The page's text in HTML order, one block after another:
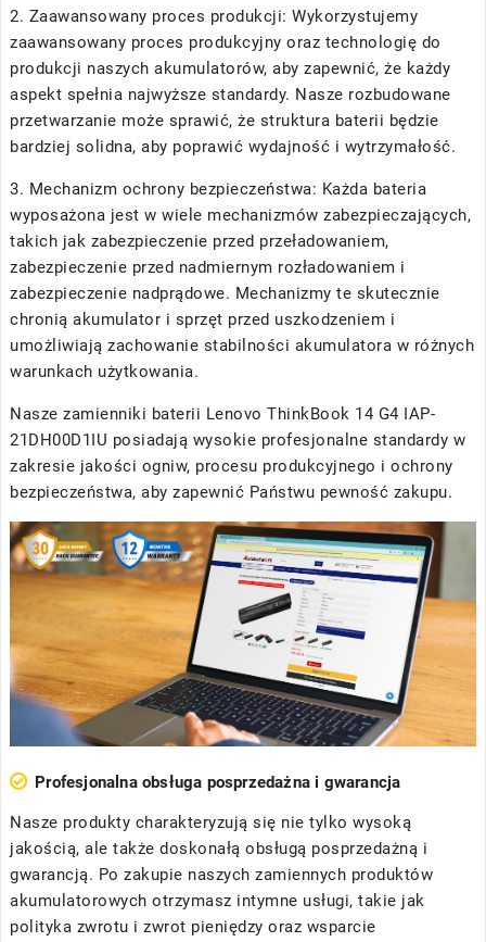
2. Zaawansowany proces produkcji: Wykorzystujemy
zaawansowany proces produkcyjny oraz technologię do
produkcji naszych akumulatorów, aby zapewnić, że każdy
aspekt spełnia najwyższe standardy. Nasze rozbudowane
przetwarzanie może sprawić, że struktura baterii będzie
bardziej solidna, aby poprawić wydajność i wytrzymałość.
3. Mechanizm ochrony bezpieczeństwa: Każda bateria
wyposażona jest w wiele mechanizmów zabezpieczających,
takich jak zabezpieczenie przed przeładowaniem,
zabezpieczenie przed nadmiernym rozładowaniem i
zabezpieczenie nadprądowe. Mechanizmy te skutecznie
chronią akumulator i sprzęt przed uszkodzeniem i
umożliwiają zachowanie stabilności akumulatora w różnych
warunkach użytkowania.
Nasze zamienniki baterii Lenovo ThinkBook 14 G4 IAP-
21DH00D1IU posiadają wysokie profesjonalne standardy w
zakresie jakości ogniw, procesu produkcyjnego i ochrony
bezpieczeństwa, aby zapewnić Państwu pewność zakupu.
Profesjonalna obsługa posprzedażna i gwarancja
Nasze produkty charakteryzują się nie tylko wysoką
jakością, ale także doskonałą obsługą posprzedażną i
gwarancją. Po zakupie naszych zamiennych produktów
akumulatorowych otrzymasz intymne usługi, takie jak
polityka zwrotu i zwrot pieniędzy oraz wsparcie